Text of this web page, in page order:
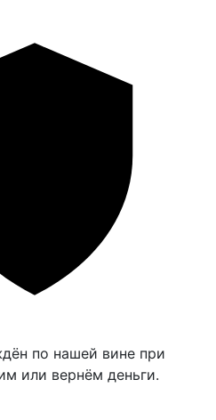
по нашей вине при
или вернём деньги.